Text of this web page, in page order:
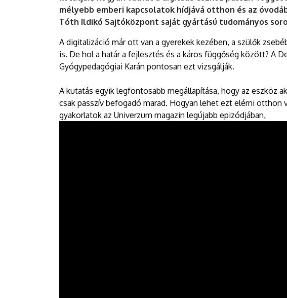
DEBRECENImélyebb emberi kapcsolatok hídjává otthon és az
Tóth Ildikó Sajtóközpont saját gyártású tudományos
A digitalizáció már ott van a gyerekek kezében, a szülők
is. De hol a határ a fejlesztés és a káros függőség között? A
Gyógypedagógiai Karán pontosan ezt vizsgálják.
A kutatás egyik legfontosabb megállapítása, hogy az eszköz
csak passzív befogadó marad. Hogyan lehet ezt elérni otthon
gyakorlatok az Univerzum magazin legújabb epizódjában.